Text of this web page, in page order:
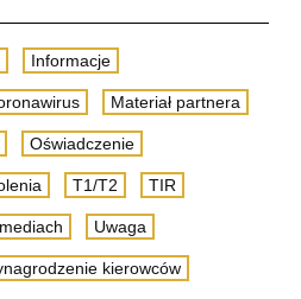
Informacje
Materiał partnera
Oświadczenie
T1/T2 TIR
Uwaga
kierowców